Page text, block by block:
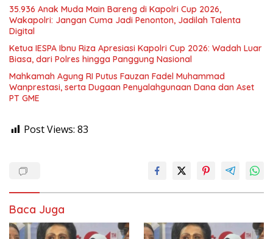
35.936 Anak Muda Main Bareng di Kapolri Cup 2026,
Wakapolri: Jangan Cuma Jadi Penonton, Jadilah Talenta
Digital
Ketua IESPA Ibnu Riza Apresiasi Kapolri Cup 2026: Wadah Luar
Biasa, dari Polres hingga Panggung Nasional
Mahkamah Agung RI Putus Fauzan Fadel Muhammad
Wanprestasi, serta Dugaan Penyalahgunaan Dana dan Aset
PT GME
Post Views: 83
Baca Juga